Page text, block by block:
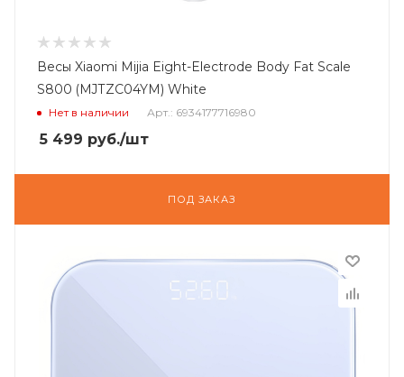
Весы Xiaomi Mijia Eight-Electrode Body Fat Scale
S800 (MJTZC04YM) White
Нет в наличии Арт.: 6934177716980
5 499 руб./шт
ПОД ЗАКАЗ